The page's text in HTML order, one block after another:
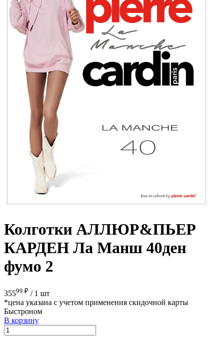
Колготки АЛЛЮР&ПЬЕР
КАРДЕН Ла Манш 40ден
фумо 2
35599 ₽ / 1 шт
*цена указана с учетом применения скидочной карты
Быстроном
В корзину